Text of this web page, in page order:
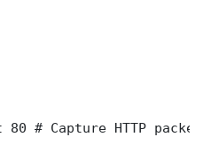
# Capture HTTP